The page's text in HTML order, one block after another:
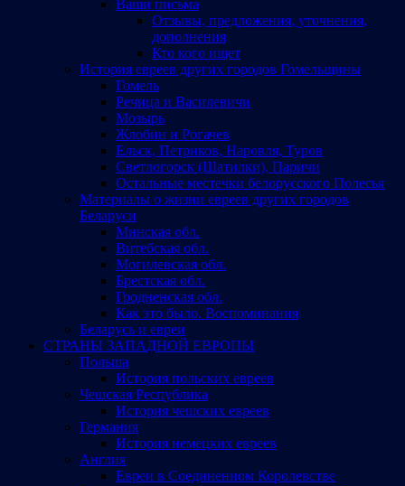
Ваши письма
Отзывы, предложения, уточнения,
дополнения
Кто кого ищет
История евреев других городов Гомельщины
Гомель
Речица и Василевичи
Мозырь
Жлобин и Рогачев
Ельск, Петриков, Наровля, Туров
Светлогорск (Шатилки), Паричи
Остальные местечки белорусского Полесья
Материалы о жизни евреев других городов
Беларуси
Минская обл.
Витебская обл.
Могилевская обл.
Брестская обл.
Гродненская обл.
Как это было. Воспоминания
Беларусь и евреи
СТРАНЫ ЗАПАДНОЙ ЕВРОПЫ
Польша
История польских евреев
Чешская Республика
История чешских евреев
Германия
История немецких евреев
Англия
Евреи в Соединенном Королевстве